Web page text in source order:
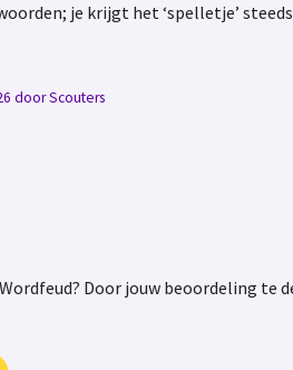
je krijgt het ‘spelletje’
door Scouters
Door jouw beoordeling te